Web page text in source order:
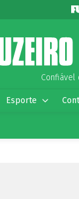
Confiável
Esporte